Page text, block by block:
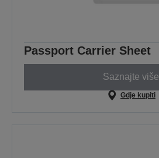
Passport Carrier Sheet
Saznajte više
Gdje kupiti